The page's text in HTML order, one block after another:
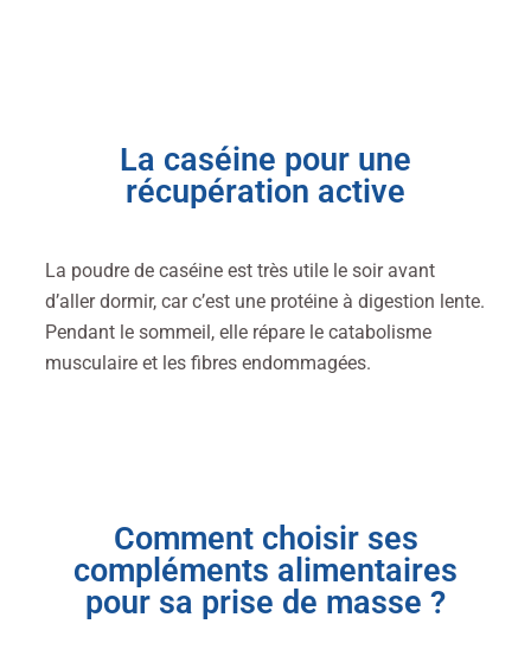
La caséine pour une
récupération active
La poudre de caséine est très utile le soir avant
d’aller dormir, car c’est une protéine à digestion lente.
Pendant le sommeil, elle répare le catabolisme
musculaire et les fibres endommagées.
Comment choisir ses
compléments alimentaires
pour sa prise de masse ?